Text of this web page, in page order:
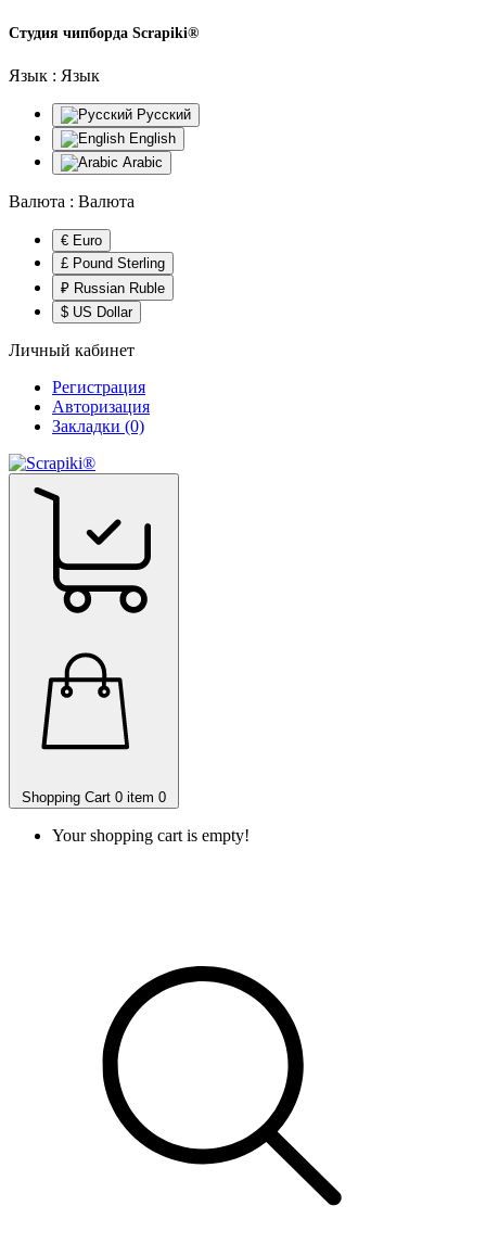
Студия чипборда Scrapiki®
Язык : Язык
Русский
English
Arabic
Валюта : Валюта
€ Euro
£ Pound Sterling
₽ Russian Ruble
$ US Dollar
Личный кабинет
Регистрация
Авторизация
Закладки (0)
Shopping Cart 0 item 0
Your shopping cart is empty!